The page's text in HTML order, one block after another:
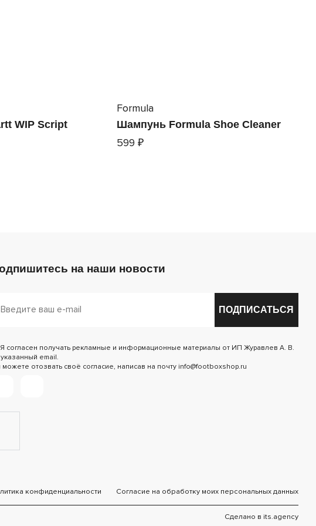
WIP Script
Formula
Шампунь Formula Shoe Cleaner
599 ₽
на наши новости
ПОДПИСАТЬСЯ
Я согласен получать рекламные и информационные материалы от ИП Журавлев А. В.
email.
отозвать своё согласие, написав на почту info@footboxshop.ru
конфиденциальности Согласие на обработку моих персональных данных
Сделано в its.agency